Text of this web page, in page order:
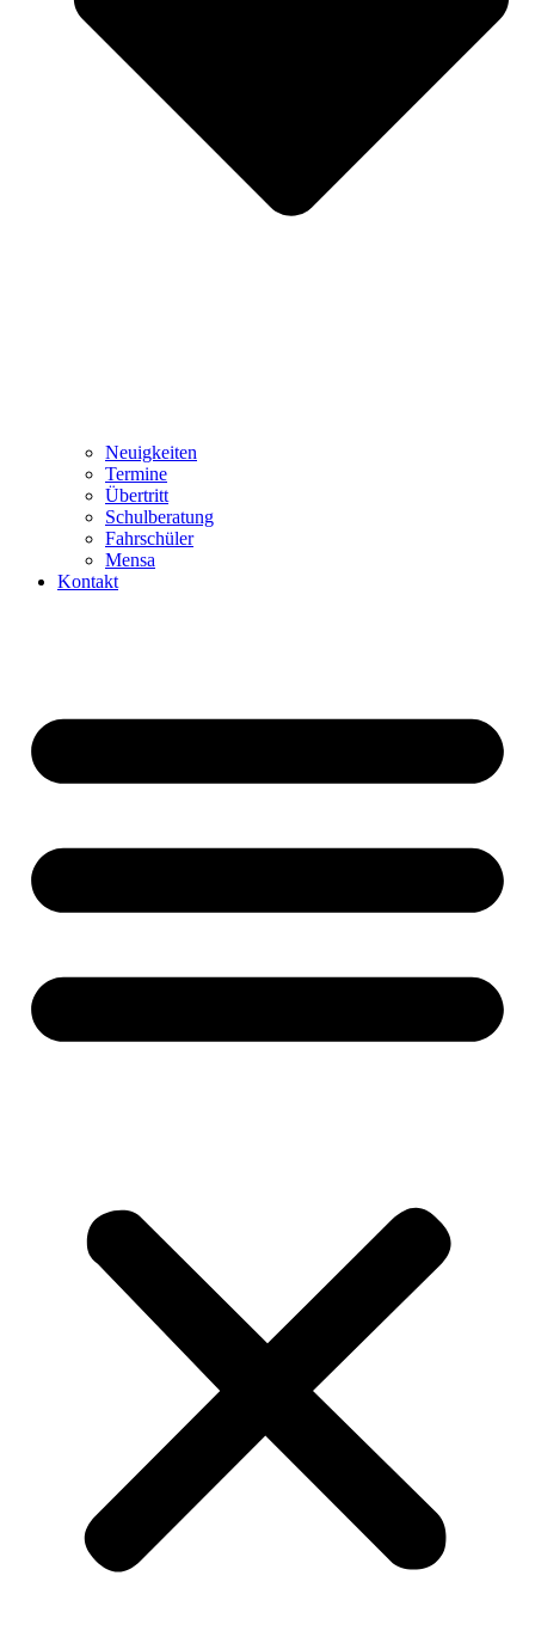
Neuigkeiten
Termine
Übertritt
Schulberatung
Fahrschüler
Mensa
Kontakt